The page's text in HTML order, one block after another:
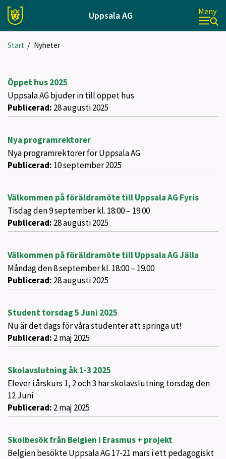
Uppsala AG Meny
Start / Nyheter
Öppet hus 2025
Uppsala AG bjuder in till öppet hus
Publicerad: 28 augusti 2025
Nya programrektorer
Nya programrektorer för Uppsala AG
Publicerad: 10 september 2025
Välkommen på föräldramöte till Uppsala AG Fyris
Tisdag den 9 september kl. 18:00 – 19.00
Publicerad: 28 augusti 2025
Välkommen på föräldramöte till Uppsala AG Jälla
Måndag den 8 september kl. 18:00 – 19.00
Publicerad: 28 augusti 2025
Student torsdag 5 Juni 2025
Nu är det dags för våra studenter att springa ut!
Publicerad: 2 maj 2025
Skolavslutning åk 1-3 2025
Elever i årskurs 1, 2 och 3 har skolavslutning torsdag den
12 Juni
Publicerad: 2 maj 2025
Skolbesök från Belgien i Erasmus + projekt
Belgien besökte Uppsala AG 17-21 mars i ett pedagogiskt